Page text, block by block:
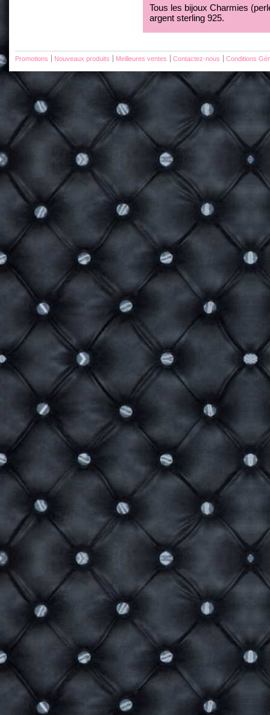
Tous les bijoux Charmies
argent sterling 925.
Promotions Nouveaux produits Meilleures ventes Contactez-nous Conditions